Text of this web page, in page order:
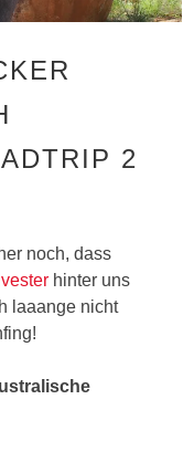
2
noch, dass
hinter uns
laaange nicht